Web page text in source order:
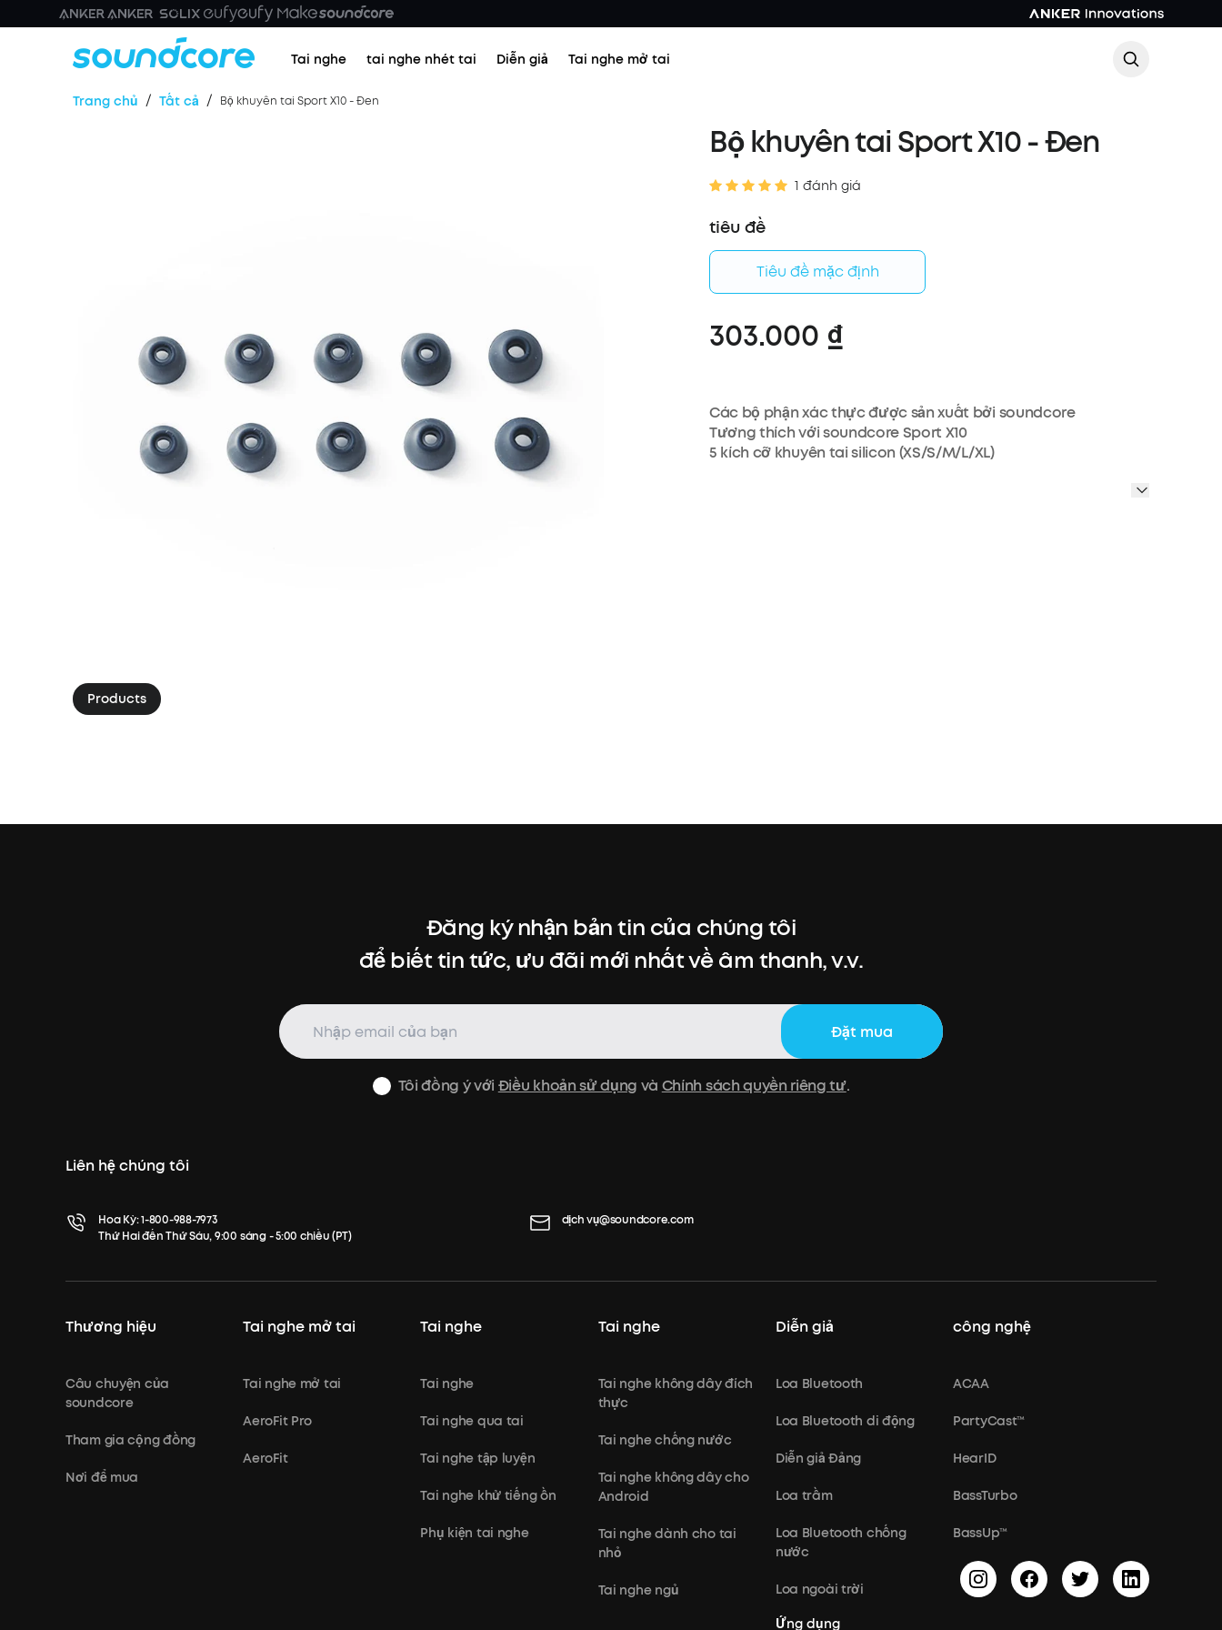
Tai nghe tai nghe nhét tai Diễn giả Tai nghe mở tai
Trang chủ / Tất cả / Bộ khuyên tai Sport X10 - Đen
Products
Bộ khuyên tai Sport X10 - Đen
1 đánh giá
tiêu đề
Tiêu đề mặc định
303.000 ₫
Các bộ phận xác thực được sản xuất bởi soundcore
Tương thích với soundcore Sport X10
5 kích cỡ khuyên tai silicon (XS/S/M/L/XL)
Đăng ký nhận bản tin của chúng tôi
để biết tin tức, ưu đãi mới nhất về âm thanh, v.v.
Đặt mua
Tôi đồng ý với Điều khoản sử dụng và Chính sách quyền riêng tư.
Liên hệ chúng tôi
Hoa Kỳ:1-800-988-7973
Thứ Hai đến Thứ Sáu, 9:00 sáng - 5:00 chiều (PT)
dịch vụ@soundcore.com
Thương hiệu
Câu chuyện của
soundcore
Tham gia cộng đồng
Nơi để mua
Tai nghe mở tai
Tai nghe mở tai
AeroFit Pro
AeroFit
Tai nghe
Tai nghe
Tai nghe qua tai
Tai nghe tập luyện
Tai nghe khử tiếng ồn
Phụ kiện tai nghe
Tai nghe
Tai nghe không dây đích
thực
Tai nghe chống nước
Tai nghe không dây cho
Android
Tai nghe dành cho tai
nhỏ
Tai nghe ngủ
Diễn giả
Loa Bluetooth
Loa Bluetooth di động
Diễn giả Đảng
Loa trầm
Loa Bluetooth chống
nước
Loa ngoài trời
Ứng dụng
công nghệ
ACAA
PartyCast™
HearID
BassTurbo
BassUp™